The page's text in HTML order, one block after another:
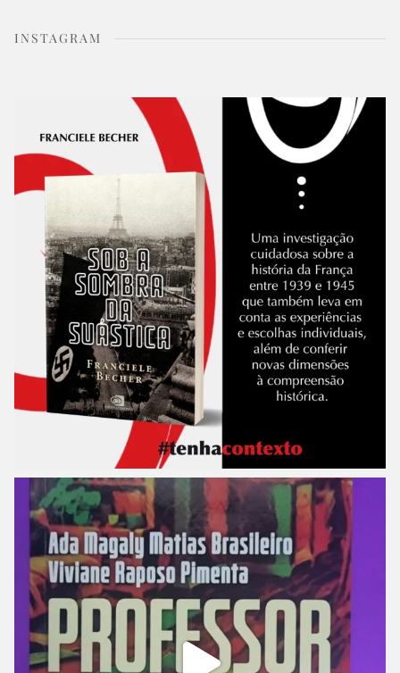
INSTAGRAM